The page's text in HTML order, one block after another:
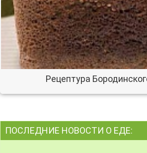
Рецептура
ПОСЛЕДНИЕ НОВОСТИ О ЕДЕ: